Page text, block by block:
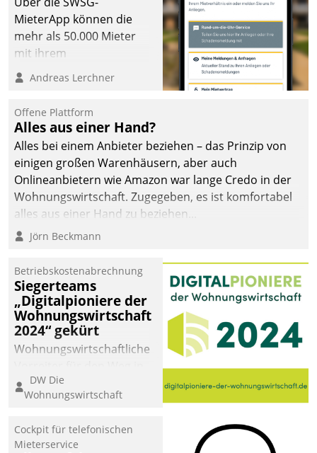
MieterApp können die
mehr als 50.000 Mieter
mit ihrem
Wohnungsunternehmen
kommunizieren, auf dem
einsehen und ändern
oder
Schadensmeldungen
abgeben – rund um die
Uhr.
Andreas Lerchner
Offene Plattform
Alles aus einer Hand?
Alles bei einem Anbieter beziehen – das Prinzip von
einigen großen Warenhäusern, aber auch
Onlineanbietern wie Amazon war lange Credo in der
Wohnungswirtschaft. Zugegeben, es ist komfortabel
alles aus einer Hand zu beziehen...
Jörn Beckmann
Betriebskostenabrechnung
Siegerteams
„Digitalpioniere der
Wohnungswirtschaft
2024“ gekürt
Wohnungswirtschaftliche
eine digitale Zukunft zu
finden, ist das Ziel des
der
DW Die
Wohnungswirtschaft
Cockpit für telefonischen
Mieterservice